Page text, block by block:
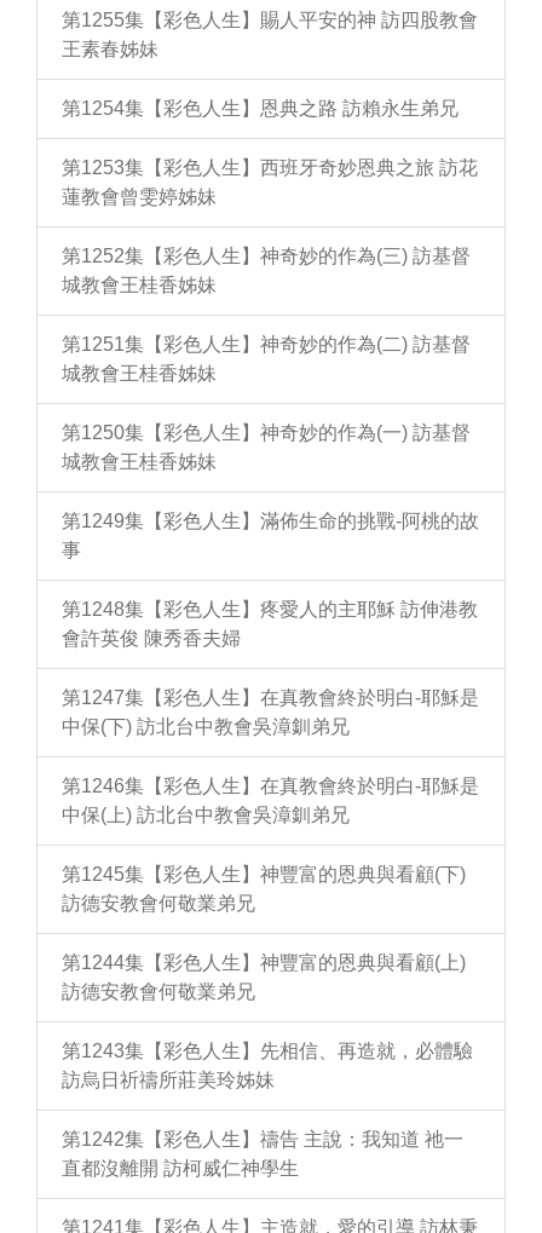
第1255集【彩色人生】賜人平安的神 訪四股教會
王素春姊妹
第1254集【彩色人生】恩典之路 訪賴永生弟兄
第1253集【彩色人生】西班牙奇妙恩典之旅 訪花
蓮教會曾雯婷姊妹
第1252集【彩色人生】神奇妙的作為(三) 訪基督
城教會王桂香姊妹
第1251集【彩色人生】神奇妙的作為(二) 訪基督
城教會王桂香姊妹
第1250集【彩色人生】神奇妙的作為(一) 訪基督
城教會王桂香姊妹
第1249集【彩色人生】滿佈生命的挑戰-阿桃的故
事
第1248集【彩色人生】疼愛人的主耶穌 訪伸港教
會許英俊 陳秀香夫婦
第1247集【彩色人生】在真教會終於明白-耶穌是
中保(下) 訪北台中教會吳漳釧弟兄
第1246集【彩色人生】在真教會終於明白-耶穌是
中保(上) 訪北台中教會吳漳釧弟兄
第1245集【彩色人生】神豐富的恩典與看顧(下)
訪德安教會何敬業弟兄
第1244集【彩色人生】神豐富的恩典與看顧(上)
訪德安教會何敬業弟兄
第1243集【彩色人生】先相信、再造就，必體驗
訪烏日祈禱所莊美玲姊妹
第1242集【彩色人生】禱告 主說：我知道 祂一
直都沒離開 訪柯威仁神學生
第1241集【彩色人生】主造就，愛的引導 訪林秉